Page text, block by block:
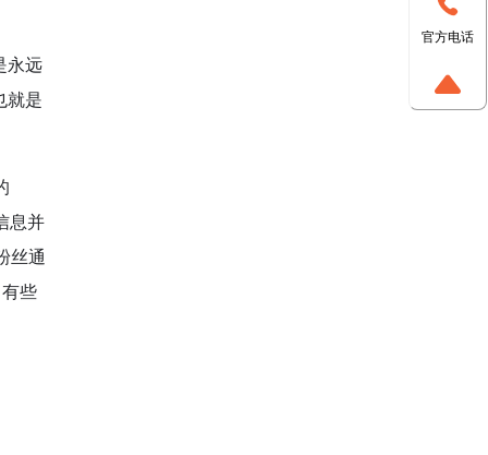
永远
就是
息并
丝通
些
官方电话